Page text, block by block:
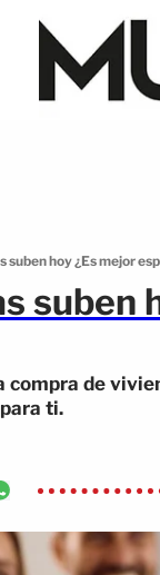
suben hoy ¿Es mejor
suben
compra de
ti.